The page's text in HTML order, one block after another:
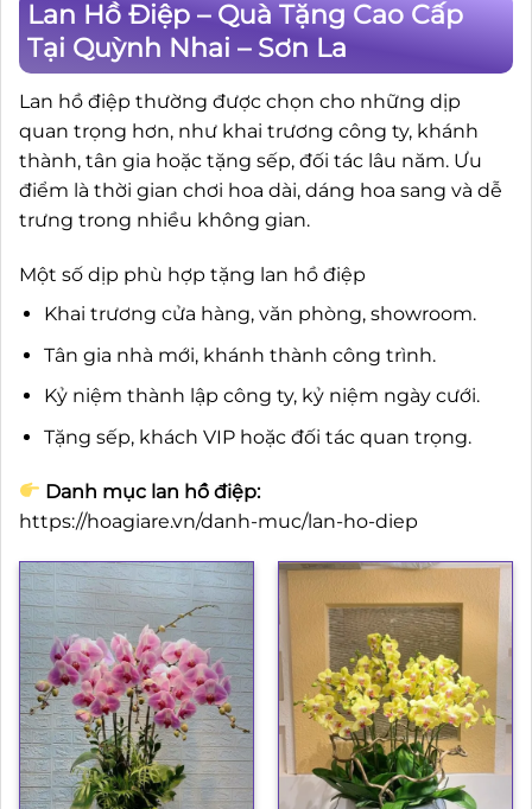
Lan Hồ Điệp – Quà Tặng Cao Cấp
Tại Quỳnh Nhai – Sơn La
Lan hồ điệp thường được chọn cho những dịp
quan trọng hơn, như khai trương công ty, khánh
thành, tân gia hoặc tặng sếp, đối tác lâu năm. Ưu
điểm là thời gian chơi hoa dài, dáng hoa sang và dễ
trưng trong nhiều không gian.
Một số dịp phù hợp tặng lan hồ điệp
Khai trương cửa hàng, văn phòng, showroom.
Tân gia nhà mới, khánh thành công trình.
Kỷ niệm thành lập công ty, kỷ niệm ngày cưới.
Tặng sếp, khách VIP hoặc đối tác quan trọng.
Danh mục lan hồ điệp:
https://hoagiare.vn/danh-muc/lan-ho-diep